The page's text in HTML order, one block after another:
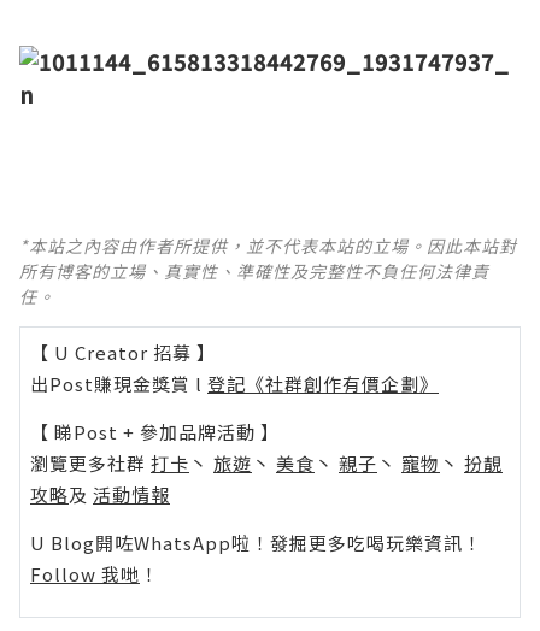
*本站之內容由作者所提供，並不代表本站的立場。因此本站對
所有博客的立場、真實性、準確性及完整性不負任何法律責
任。
【 U Creator 招募 】
出Post賺現金獎賞 l 登記《社群創作有價企劃》
【 睇Post + 參加品牌活動 】
瀏覽更多社群 打卡 丶 旅遊 丶 美食 丶 親子 丶 寵物 丶 扮靚
攻略及 活動情報
U Blog開咗WhatsApp啦！發掘更多吃喝玩樂資訊！
Follow 我哋 ！